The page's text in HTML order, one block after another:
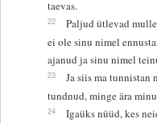
taevas.
22
Paljud ütlevad
ei ole sinu nimel
ajanud ja sinu nimel
23
Ja siis ma
tundnud, minge ära
24
Igaüks nüüd, kes